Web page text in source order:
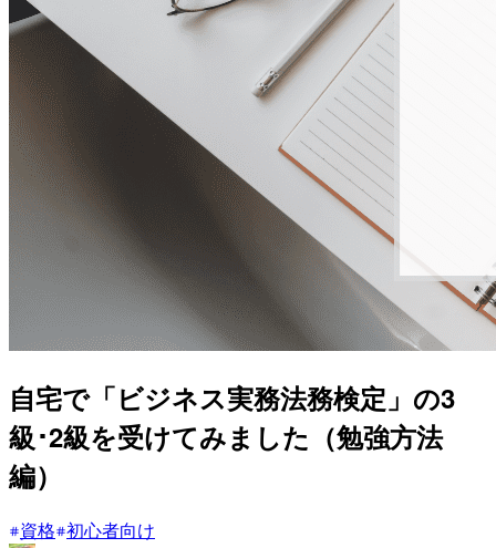
自宅で「ビジネス実務法務検定」の3
級･2級を受けてみました（勉強方法
編）
資格 初心者向け